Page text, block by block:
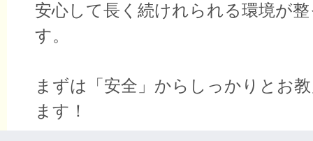
安心して長く続けれられる環境が
す。
まずは「安全」からしっかりとお
ます！